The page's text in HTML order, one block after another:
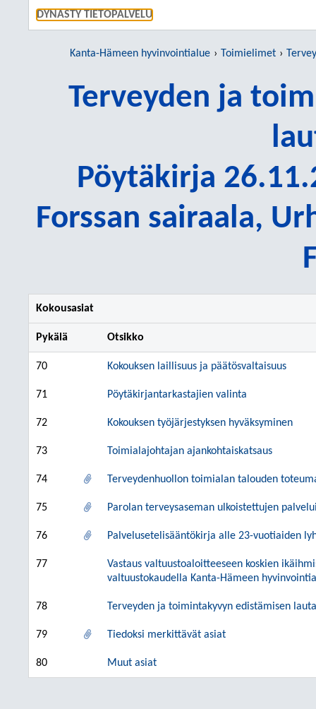
DYNASTY TIETOPALVELU
Kanta-Hämeen hyvinvointialue Toimielimet
Terveyden ja
Pöytäkirja
Forssan sairaala,
Kokousasiat
Pykälä Otsikko
70 Kokouksen laillisuus ja päätösvaltaisuus
71 Pöytäkirjantarkastajien valinta
72 Kokouksen työjärjestyksen hyväksyminen
73 Toimialajohtajan ajankohtaiskatsaus
74 Terveydenhuollon toimialan talouden
75 Parolan terveysaseman ulkoistettujen
76 Palvelusetelisääntökirja alle 23-vuotiaiden
77
Vastaus valtuustoaloitteeseen koskien
valtuustokaudella Kanta-Hämeen
78 Terveyden ja toimintakyvyn edistämisen
79 Tiedoksi merkittävät asiat
80 Muut asiat